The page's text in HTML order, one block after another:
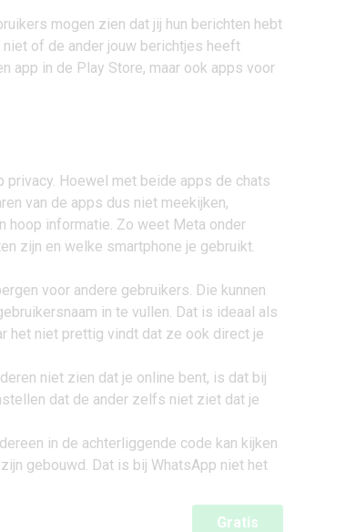
mogen zien dat jij hun berichten hebt
of de ander jouw berichtjes heeft
app in de Play Store, maar ook apps voor
Hoewel met beide apps de chats
van de apps dus niet meekijken,
hoop informatie. Zo weet Meta onder
zijn en welke smartphone je gebruikt.
voor andere gebruikers. Die kunnen
in te vullen. Dat is ideaal als
het niet prettig vindt dat ze ook direct je
niet zien dat je online bent, is dat bij
dat de ander zelfs niet ziet dat je
in de achterliggende code kan kijken
gebouwd. Dat is bij WhatsApp niet het
Gratis